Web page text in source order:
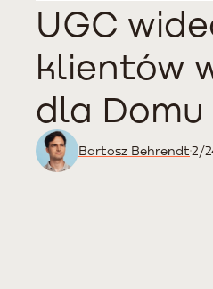
UGC
klientów
dla
Bartosz Behrendt2/